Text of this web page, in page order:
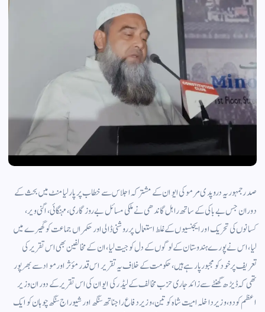
صدر جمہوریہ دروپدی مرمو کی ایوان کے مشترکہ اجلاس سے خطاب پر پارلیامنٹ میں بحث کے
دوران جس بے باکی کے ساتھ راہل گاندھی نے ملکی مسائل بے روزگاری، مہنگائی، اگنی ویر،
کسانوں کی تحریک اور ایجنسیوں کے غلط استعمال پر روشنی ڈالی اور حکمراں جماعت کو گھیرے میں
لیا، اس نے پورے ہندوستان کے لوگوں کے دل کو جیت لیا، ان کے مخالفین بھی اس تقریر کی
تعریف پر خود کو مجبور پارہے ہیں، حکومت کے خلاف یہ تقریر اس قدر مؤثر اور مواد سے بھر پور
تھی کہ ڈیڑھ گھنٹے سے زائد جاری حزب مخالف کے لیڈر کی ایوان کی اس تقریر کے دوران وزیر
اعظم کو دو، وزیر داخلہ امیت شاہ کو تین، وزیر دفاع راجناتھ سنگھ اور شیو راج سنگھ چوہان کو ایک